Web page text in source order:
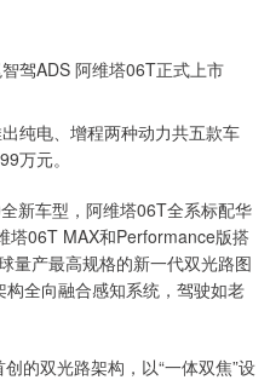
纯电、增程两种动力共五款车
万元。
新车型，阿维塔06T全系标配华
塔06T MAX和Performance版搭
量产最高规格的新一代双光路图
全向融合感知系统，驾驶如老
的双光路架构，以“一体双焦”设